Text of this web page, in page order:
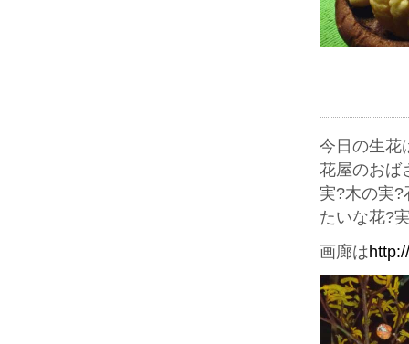
今日の生花
花屋のおば
実?木の実?
たいな花?
画廊は